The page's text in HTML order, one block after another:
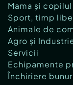
Mama și copilul
Sport, timp
Animale de
Agro și
Servicii
Echipamente
Închiriere